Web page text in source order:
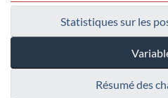
Statistiques sur les
Résumé des